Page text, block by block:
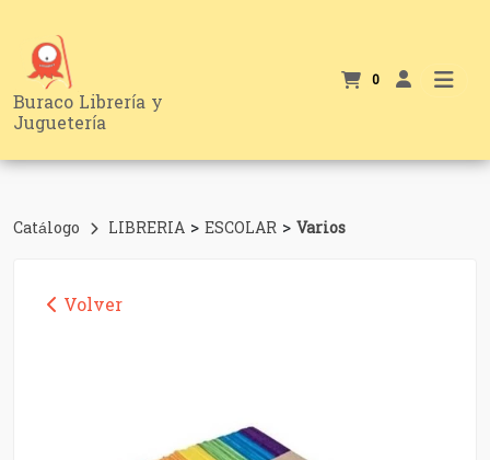
Buraco Librería y
Juguetería
0
Catálogo LIBRERIA > ESCOLAR > Varios
Volver